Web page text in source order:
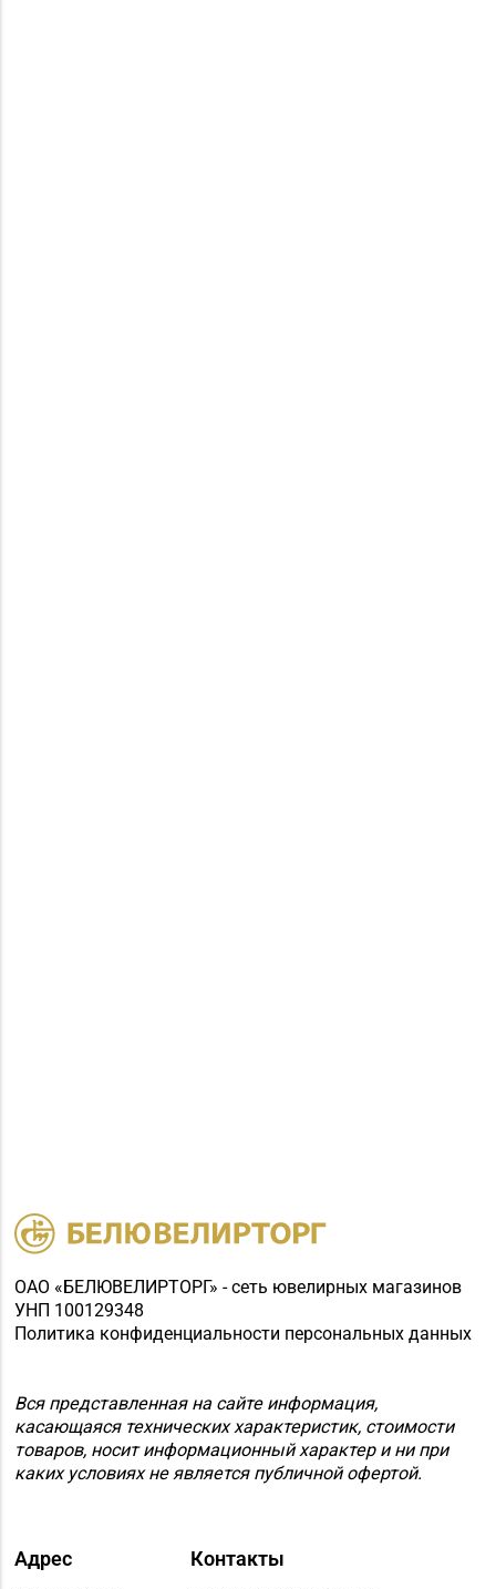
ОАО «БЕЛЮВЕЛИРТОРГ» - сеть ювелирных магазинов
УНП 100129348
Политика конфиденциальности персональных данных
Вся представленная на сайте информация,
касающаяся технических характеристик, стоимости
товаров, носит информационный характер и ни при
каких условиях не является публичной офертой.
Адрес Контакты